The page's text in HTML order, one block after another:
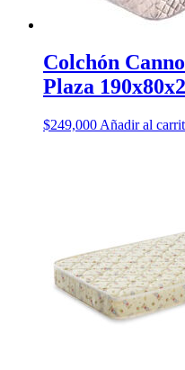
Colchón
Plaza
$249,000 Añadir al